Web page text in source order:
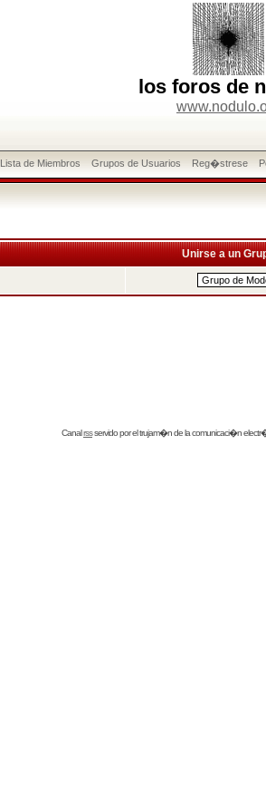
los foros de
Lista de Miembros Grupos de Usuarios Reg�strese
Unirse a un
Canalrssservido por eltrujam�nde la comunicaci�n